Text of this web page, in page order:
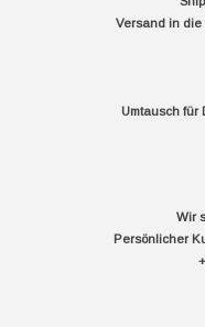
Versand in die
Umtausch für
Wir
Persönlicher